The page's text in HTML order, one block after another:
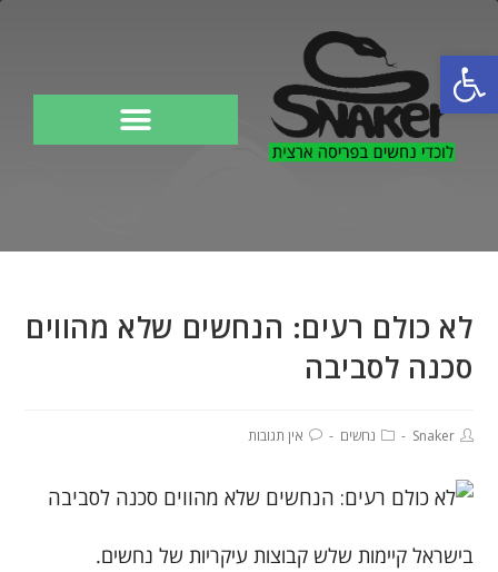
פתח סרגל נגישות
לא כולם רעים: הנחשים שלא מהווים
סכנה לסביבה
Snaker נחשים אין תגובות
בישראל קיימות שלש קבוצות עיקריות של נחשים.